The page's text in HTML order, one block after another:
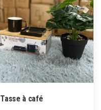
Tasse à café